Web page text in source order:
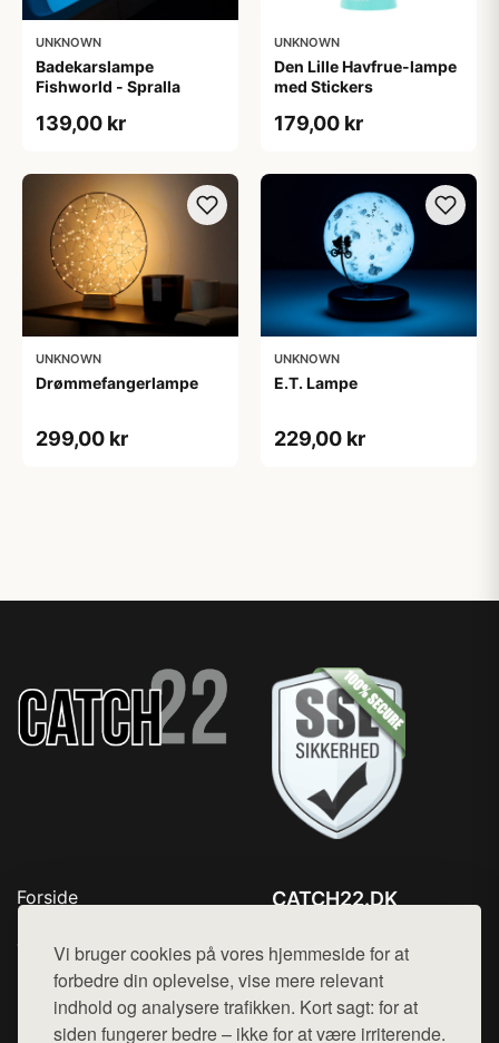
Vi bruger cookies på vores hjemmeside for at
forbedre din oplevelse, vise mere relevant
indhold og analysere trafikken. Kort sagt: for at
siden fungerer bedre – ikke for at være irriterende.
UNKNOWN
Badekarslampe
Fishworld - Spralla
139,00 kr
UNKNOWN
Den Lille Havfrue-lampe
med Stickers
179,00 kr
UNKNOWN
Drømmefangerlampe
299,00 kr
UNKNOWN
E.T. Lampe
229,00 kr
Forside
Top Rabatter
Kontakt
CATCH22.DK
Mail: hej@want.dk
Cookie- og privatlivspolitik